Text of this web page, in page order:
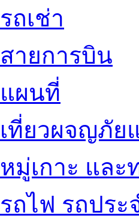
รถเช่า
สายการบิน
แผนที่
เที่ยวผจญภัย
หมู่เกาะ และ
รถไฟ รถประ